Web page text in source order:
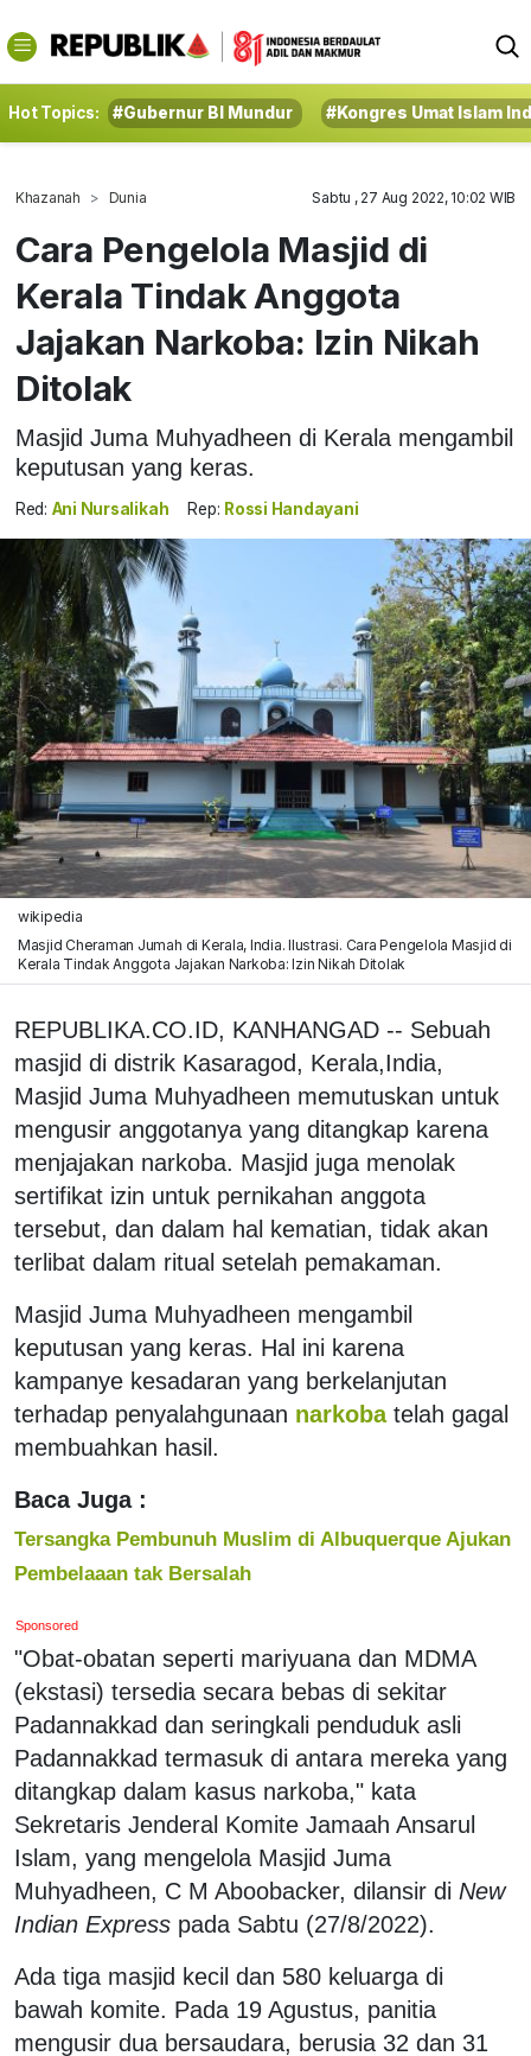
Hot Topics: #Gubernur BI Mundur #Kongres Umat Islam
Khazanah Dunia Sabtu , 27 Aug 2022, 10:02 WIB
Cara Pengelola Masjid di
Kerala Tindak Anggota
Jajakan Narkoba: Izin Nikah
Ditolak
Masjid Juma Muhyadheen di Kerala mengambil
keputusan yang keras.
Red: Ani Nursalikah Rep: Rossi Handayani
wikipedia
Masjid Cheraman Jumah di Kerala, India. Ilustrasi. Cara Pengelola Masjid di
Kerala Tindak Anggota Jajakan Narkoba: Izin Nikah Ditolak
REPUBLIKA.CO.ID, KANHANGAD -- Sebuah
masjid di distrik Kasaragod, Kerala,India,
Masjid Juma Muhyadheen memutuskan untuk
mengusir anggotanya yang ditangkap karena
menjajakan narkoba. Masjid juga menolak
sertifikat izin untuk pernikahan anggota
tersebut, dan dalam hal kematian, tidak akan
terlibat dalam ritual setelah pemakaman.
Masjid Juma Muhyadheen mengambil
keputusan yang keras. Hal ini karena
kampanye kesadaran yang berkelanjutan
terhadap penyalahgunaan narkoba telah gagal
membuahkan hasil.
Baca Juga :
Tersangka Pembunuh Muslim di Albuquerque Ajukan
Pembelaaan tak Bersalah
Sponsored
"Obat-obatan seperti mariyuana dan MDMA
(ekstasi) tersedia secara bebas di sekitar
Padannakkad dan seringkali penduduk asli
Padannakkad termasuk di antara mereka yang
ditangkap dalam kasus narkoba," kata
Sekretaris Jenderal Komite Jamaah Ansarul
Islam, yang mengelola Masjid Juma
Muhyadheen, C M Aboobacker, dilansir di New
Indian Express pada Sabtu (27/8/2022).
Ada tiga masjid kecil dan 580 keluarga di
bawah komite. Pada 19 Agustus, panitia
mengusir dua bersaudara, berusia 32 dan 31